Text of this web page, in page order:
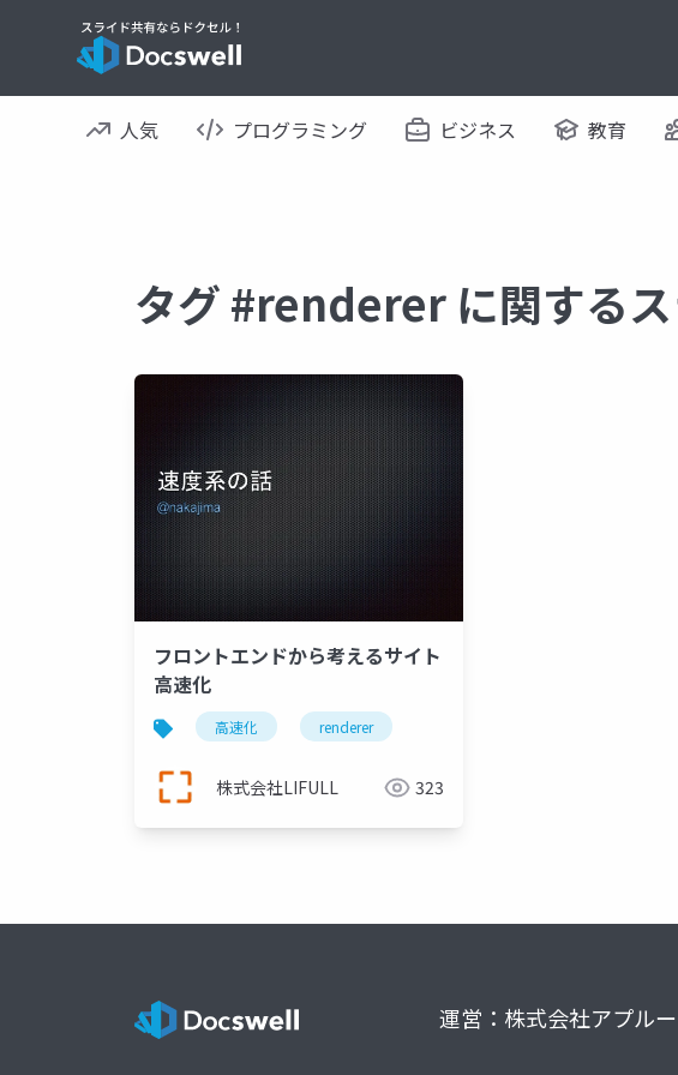
人気 プログラミング ビジネス 教育
タグ #renderer に関する
フロントエンドから考えるサイト
高速化
高速化 renderer
株式会社LIFULL 323
運営：株式会社アプル